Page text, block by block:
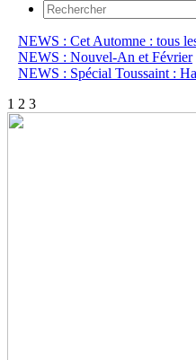
NEWS : Cet Automne : tous
NEWS : Nouvel-An et Février
NEWS : Spécial Toussaint :
1 2 3